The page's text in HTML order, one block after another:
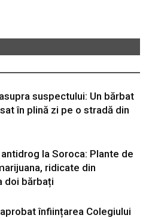
suspectului: Un bărbat
în plină zi pe o stradă din
la Soroca: Plante de
ridicate din
doi bărbați
înființarea Colegiului